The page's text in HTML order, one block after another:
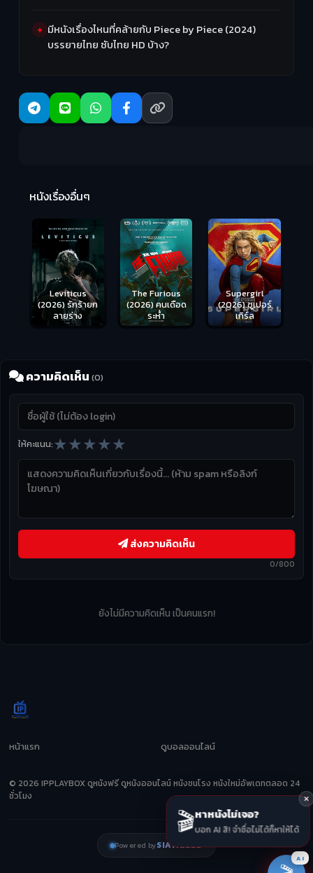
มีหนังเรื่องไหนที่คล้ายกับ Piece by Piece (2024)
บรรยายไทย ซับไทย HD บ้าง?
หนังเรื่องอื่นๆ
Leviticus
(2026) รักร้ายก
ลายร่าง
The Furious
(2026) คนเดือด
ระห่ำ
Supergirl
(2026) ซูเปอร์
เกิร์ล
ความคิดเห็น (0)
ให้คะแนน:★★★★★
0/800
ส่งความคิดเห็น
ยังไม่มีความคิดเห็น เป็นคนแรก!
หน้าแรก ดูบอลออนไลน์
© 2026 IPPLAYBOX ดูหนังฟรี ดูหนังออนไลน์ หนังชนโรง หนังใหม่อัพเดทตลอด 24
ชั่วโมง
Powered bySIAMZEED
🎬หาหนังไม่เจอ?
บอก AI สิ! จำชื่อไม่ได้ก็หาให้ได้
AI